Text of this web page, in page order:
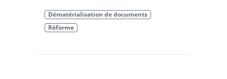
Dématérialisation de documents
Réforme